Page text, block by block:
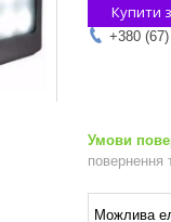
Купити з
+380 (67)
повернення